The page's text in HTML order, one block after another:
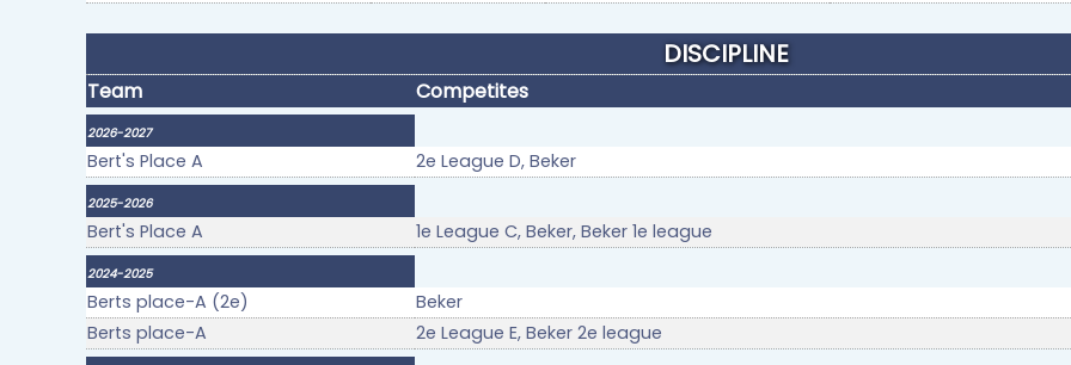
DISCIPLINE
Team Competites
2026-2027
Bert's Place A 2e League D, Beker
2025-2026
Bert's Place A 1e League C, Beker, Beker 1e league
2024-2025
Berts place-A (2e)
Beker
Berts place-A
2e League E, Beker 2e league